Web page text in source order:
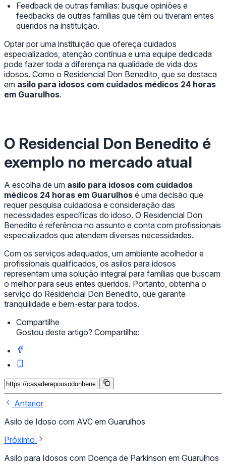
Feedback de outras famílias: busque opiniões e
feedbacks de outras famílias que têm ou tiveram entes
queridos na instituição.
Optar por uma instituição que ofereça cuidados
especializados, atenção contínua e uma equipe dedicada
pode fazer toda a diferença na qualidade de vida dos
idosos. Como o Residencial Don Benedito, que se destaca
em asilo para idosos com cuidados médicos 24 horas
em Guarulhos.
O Residencial Don Benedito é
exemplo no mercado atual
A escolha de um asilo para idosos com cuidados
médicos 24 horas em Guarulhos é uma decisão que
requer pesquisa cuidadosa e consideração das
necessidades específicas do idoso. O Residencial Don
Benedito é referência no assunto e conta com profissionais
especializados que atendem diversas necessidades.
Com os serviços adequados, um ambiente acolhedor e
profissionais qualificados, os asilos para idosos
representam uma solução integral para famílias que buscam
o melhor para seus entes queridos. Portanto, obtenha o
serviço do Residencial Don Benedito, que garante
tranquilidade e bem-estar para todos.
Compartilhe
Gostou deste artigo? Compartilhe:
Anterior
Asilo de Idoso com AVC em Guarulhos
Próximo
Asilo para Idosos com Doença de Parkinson em Guarulhos